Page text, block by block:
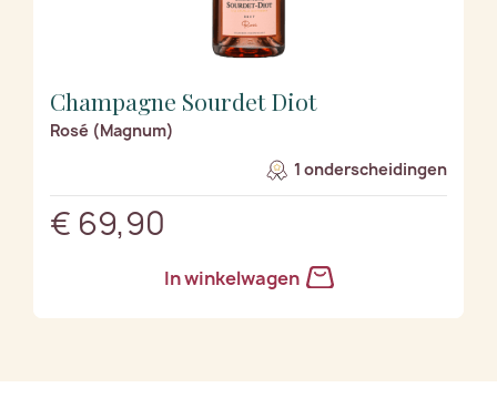
Champagne Sourdet Diot
Rosé (Magnum)
1 onderscheidingen
€ 69,90
In winkelwagen